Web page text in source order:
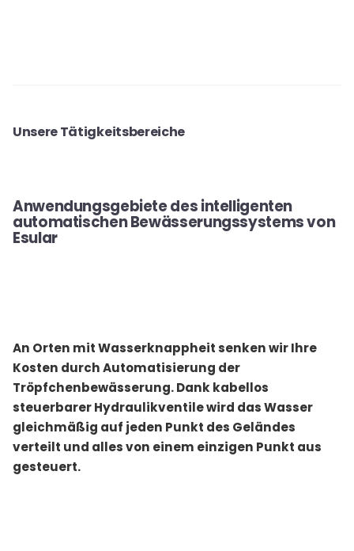
Unsere Tätigkeitsbereiche
Anwendungsgebiete des intelligenten
automatischen Bewässerungssystems von
Esular
An Orten mit Wasserknappheit senken wir Ihre
Kosten durch Automatisierung der
Tröpfchenbewässerung. Dank kabellos
steuerbarer Hydraulikventile wird das Wasser
gleichmäßig auf jeden Punkt des Geländes
verteilt und alles von einem einzigen Punkt aus
gesteuert.